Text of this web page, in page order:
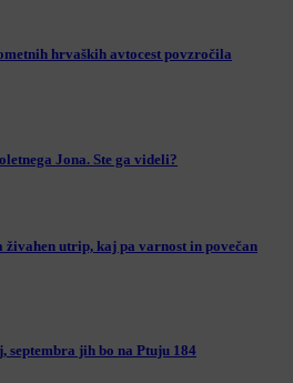
hrvaških avtocest povzročila
Jona. Ste ga videli?
utrip, kaj pa varnost in povečan
septembra jih bo na Ptuju 184